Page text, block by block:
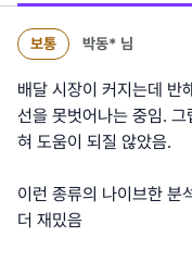
보통 박동* 님
배달 시장이 커지는데 반
선을 못벗어나는 중임.
혀 도움이 되질 않았음.
이런 종류의 나이브한 분
더 재밌음